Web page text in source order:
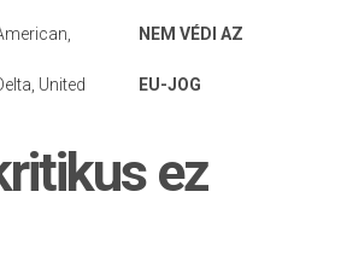
United
NEM VÉDI AZ
EU-JOG
ez